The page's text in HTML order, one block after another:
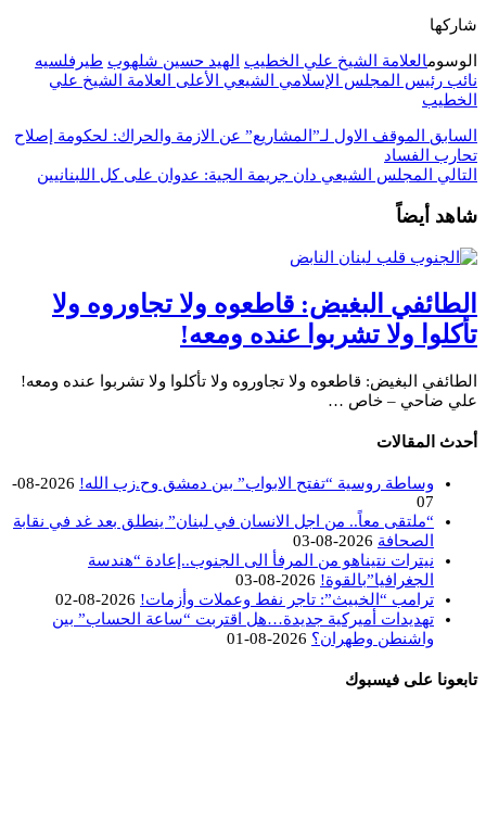
شاركها
الوسومالعلامة الشيخ علي الخطيب الهيد حسين شلهوب طيرفلسيه
نائب رئيس المجلس الإسلامي الشيعي الأعلى العلامة الشيخ علي
الخطيب
السابق الموقف الاول لـ”المشاريع” عن الازمة والحراك: لحكومة إصلاح
تحارب الفساد
التالي المجلس الشيعي دان جريمة الجية: عدوان على كل اللبنانيين
شاهد أيضاً
الطائفي البغيض: قاطعوه ولا تجاوروه ولا
تأكلوا ولا تشربوا عنده ومعه!
الطائفي البغيض: قاطعوه ولا تجاوروه ولا تأكلوا ولا تشربوا عنده ومعه!
علي ضاحي – خاص …
أحدث المقالات
وساطة روسية “تفتح الابواب” بين دمشق وح.زب الله!
2026-08-
07
“ملتقى معاً.. من اجل الانسان في لبنان” ينطلق بعد غد في نقابة
الصحافة 2026-08-03
نيترات نتيناهو من المرفأ الى الجنوب..إعادة “هندسة
الجغرافيا”بالقوة! 2026-08-03
ترامب “الخبيث”: تاجر نفط وعملات وأزمات! 2026-08-02
تهديدات أميركية جديدة…هل اقتربت “ساعة الحساب” بين
واشنطن وطهران؟ 2026-08-01
تابعونا على فيسبوك